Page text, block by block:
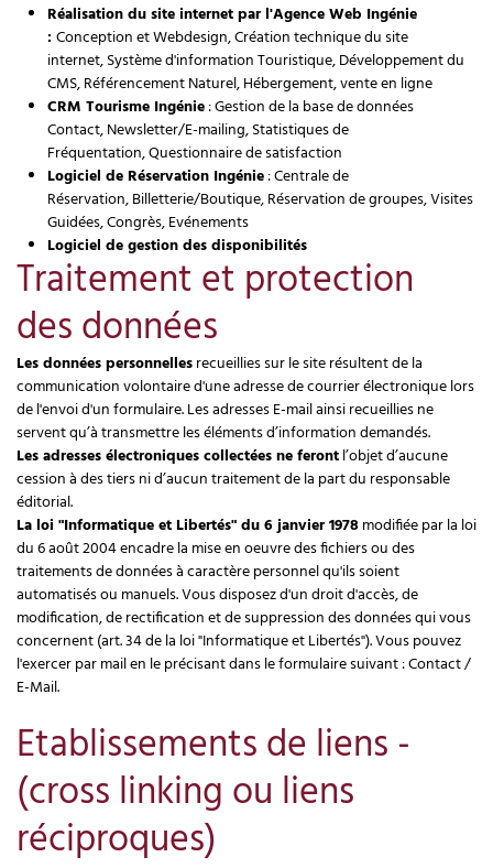
Réalisation du site internet par l'Agence Web Ingénie
:Conception et Webdesign,Création technique du site
internet,Système d'information Touristique,Développement du
CMS,Référencement Naturel,Hébergement,vente en ligne
CRM Tourisme Ingénie:Gestion de la base de données
Contact,Newsletter/E-mailing,Statistiques de
Fréquentation,Questionnaire de satisfaction
Logiciel de Réservation Ingénie:Centrale de
Réservation,Billetterie/Boutique,Réservation de groupes,Visites
Guidées,Congrès,Evénements
Logiciel de gestion des disponibilités
Traitement et protection
des données
Les données personnellesrecueillies sur le site résultent de la
communication volontaire d'une adresse de courrier électronique lors
de l'envoi d'un formulaire. Les adresses E-mail ainsi recueillies ne
servent qu’à transmettre les éléments d’information demandés.
Les adresses électroniques collectées ne ferontl’objet d’aucune
cession à des tiers ni d’aucun traitement de la part du responsable
éditorial.
La loi "Informatique et Libertés" du 6 janvier 1978 modifiée par la loi
du 6 août 2004 encadre la mise en oeuvre des fichiers ou des
traitements de données à caractère personnel qu'ils soient
automatisés ou manuels. Vous disposez d'un droit d'accès, de
modification, de rectification et de suppression des données qui vous
concernent (art. 34 de la loi "Informatique et Libertés"). Vous pouvez
l'exercer par mail en le précisant dans le formulaire suivant : Contact /
E-Mail.
Etablissements de liens -
(cross linking ou liens
réciproques)